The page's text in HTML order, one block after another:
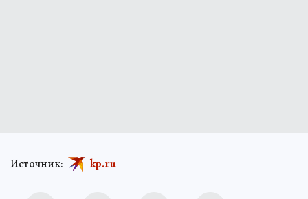
Источник: kp.ru